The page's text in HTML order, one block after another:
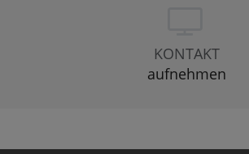
KONTAKT
aufnehmen